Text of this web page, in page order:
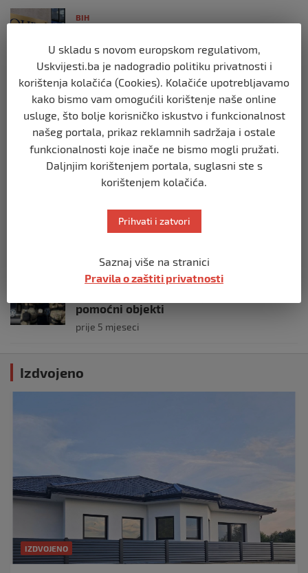
BIH
OHR-a – šta vi mislite?
prije 3 mjeseca
BIH
Zašto Bakir Izetbegović trenutno ima
najveće šanse za povratak u
Predsjedništvo BiH
prije 3 mjeseca
Demantij Federalnog ministarstva
unutrašnjih poslova
BIH
pomoćni objekti
prije 5 mjeseci
Izdvojeno
IZDVOJENO
U skladu s novom europskom regulativom,
Uskvijesti.ba je nadogradio politiku privatnosti i
korištenja kolačića (Cookies). Kolačiće upotrebljavamo
kako bismo vam omogućili korištenje naše online
usluge, što bolje korisničko iskustvo i funkcionalnost
našeg portala, prikaz reklamnih sadržaja i ostale
funkcionalnosti koje inače ne bismo mogli pružati.
Daljnjim korištenjem portala, suglasni ste s
korištenjem kolačića.
Prihvati i zatvori
Saznaj više na stranici
Pravila o zaštiti privatnosti